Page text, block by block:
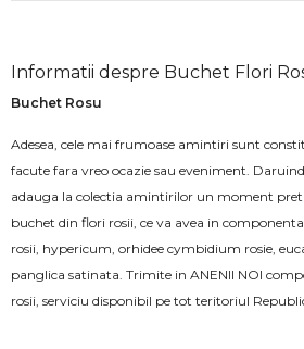
Informatii despre Buchet Flori
Buchet Rosu
Adesea, cele mai frumoase amintiri sunt
facute fara vreo ocazie sau eveniment.
adauga la colectia amintirilor un moment
buchet din flori rosii, ce va avea in
rosii, hypericum, orhidee cymbidium rosie,
panglica satinata. Trimite in ANENII NOI
rosii, serviciu disponibil pe tot teritoriul